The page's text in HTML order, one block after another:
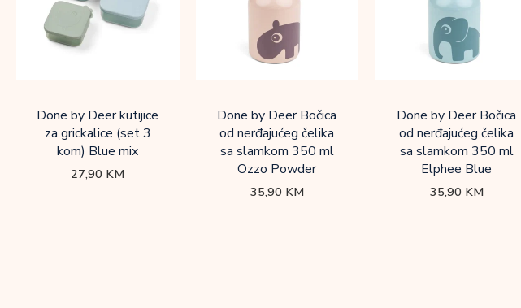
Done by Deer kutijice
za grickalice (set 3
kom) Blue mix
27,90 KM
Done by Deer Bočica
od nerđajućeg čelika
sa slamkom 350 ml
Ozzo Powder
35,90 KM
Done by Deer Bočica
od nerđajućeg čelika
sa slamkom 350 ml
Elphee Blue
35,90 KM